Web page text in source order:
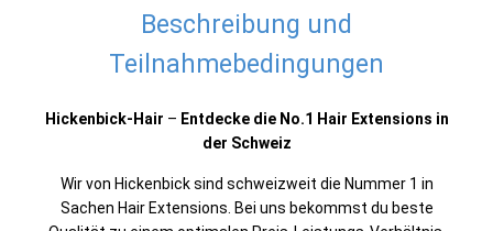
Beschreibung und
Teilnahmebedingungen
Hickenbick-Hair – Entdecke die No.1 Hair Extensions in
der Schweiz
Wir von Hickenbick sind schweizweit die Nummer 1 in
Sachen Hair Extensions. Bei uns bekommst du beste